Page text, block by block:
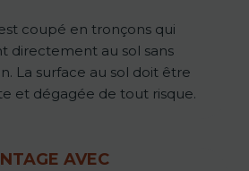
coupé en tronçons qui
directement au sol sans
La surface au sol doit être
et dégagée de tout risque.
AVEC